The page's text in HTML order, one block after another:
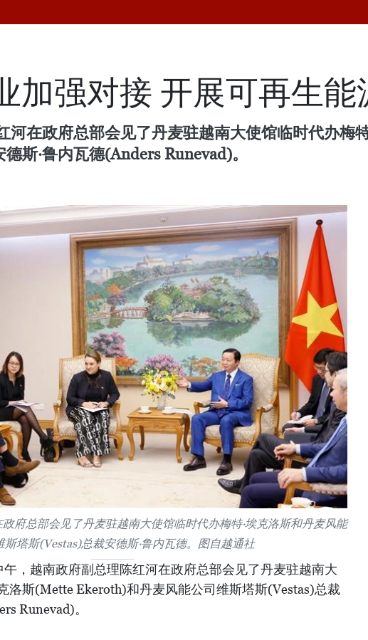
加强对接 开展可再生能
河在政府总部会见了丹麦驻越南大使馆临时代办梅
斯·鲁内瓦德(Anders Runevad)。
府总部会见了丹麦驻越南大使馆临时代办梅特·埃克洛斯和丹麦风能
斯塔斯(Vestas)总裁安德斯·鲁内瓦德。图自越通社
，越南政府副总理陈红河在政府总部会见了丹麦驻越南大
洛斯(Mette Ekeroth)和丹麦风能公司维斯塔斯(Vestas)总裁
Runevad)。